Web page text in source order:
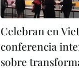
Celebran en
conferencia
sobre